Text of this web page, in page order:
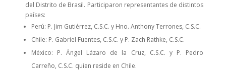
del Distrito de Brasil. Participaron representantes de distintos
países:
Perú: P. Jim Gutiérrez, C.S.C. y Hno. Anthony Terrones, C.S.C.
Chile: P. Gabriel Fuentes, C.S.C. y P. Zach Rathke, C.S.C.
México: P. Ángel Lázaro de la Cruz, C.S.C. y P. Pedro
Carreño, C.S.C. quien reside en Chile.